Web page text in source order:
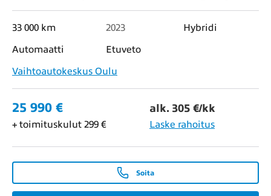
33 000 km 2023
Hybridi
Automaatti
Etuveto
Vaihtoautokeskus Oulu
25 990 € alk. 305 €/kk
+ toimituskulut 299 € Laske rahoitus
Soita